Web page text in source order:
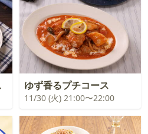
ゆず香るプチコース
11/30 (火) 21:00〜22:00